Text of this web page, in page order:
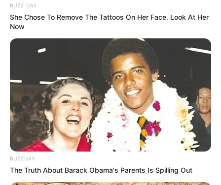
Pronostic PMU et bruits d’écuries du
Tiercé Quinté du jour pour le PRIX
PISTOL PACKER ce 20 Mai 2024
BUZZ DAY
She Chose To Remove The Tattoos On Her Face. Look At Her
Now
BUZZDAY
The Truth About Barack Obama's Parents Is Spilling Out